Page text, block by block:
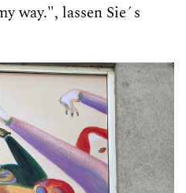
way.", lassen Sie´s